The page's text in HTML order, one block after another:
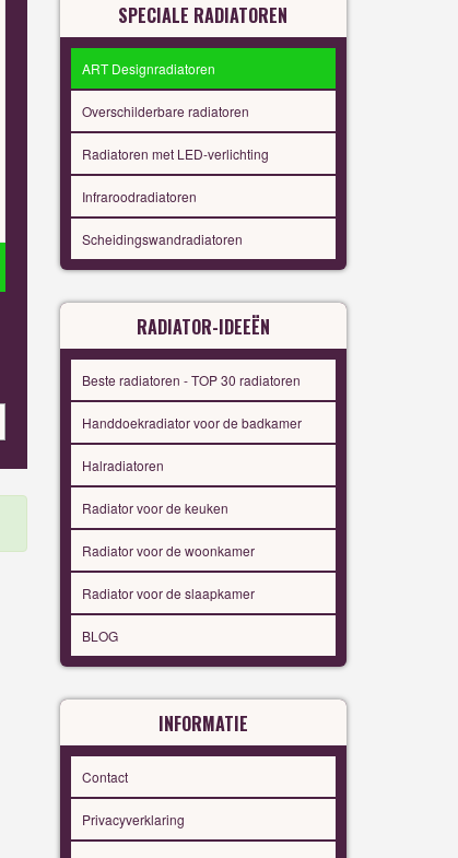
SPECIALE RADIATOREN
ART Designradiatoren
Overschilderbare radiatoren
Radiatoren met LED-verlichting
Infraroodradiatoren
Scheidingswandradiatoren
RADIATOR-IDEEËN
Beste radiatoren - TOP 30 radiatoren
Handdoekradiator voor de badkamer
Halradiatoren
Radiator voor de keuken
Radiator voor de woonkamer
Radiator voor de slaapkamer
BLOG
INFORMATIE
Contact
Privacyverklaring